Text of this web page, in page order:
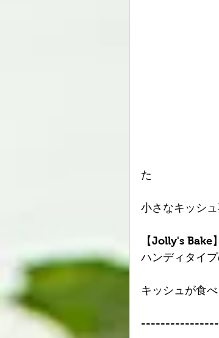
た
小さなキッシ
【Jolly's Bake
ハンディタイ
キッシュが食